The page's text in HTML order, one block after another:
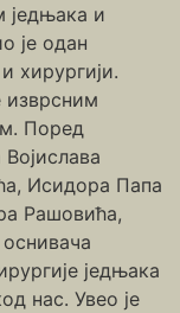
једњака и
је одан
хирургији.
изврсним
Поред
Исидора Папа
Рашовића,
оснивача
једњака
нас. Увео је